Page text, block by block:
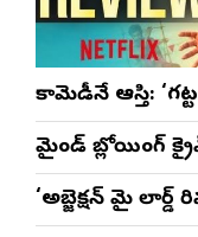
కామెడీనే ఆస్తి:
మైండ్ బ్లోయింగ్
‘అబ్జెక్ష‌న్ మై లార్డ్